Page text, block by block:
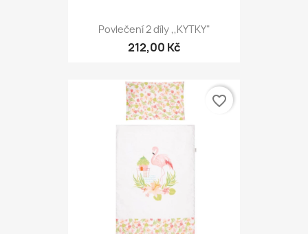
Povlečení 2 díly ,,KYTKY"
212,00 Kč
favorite_border